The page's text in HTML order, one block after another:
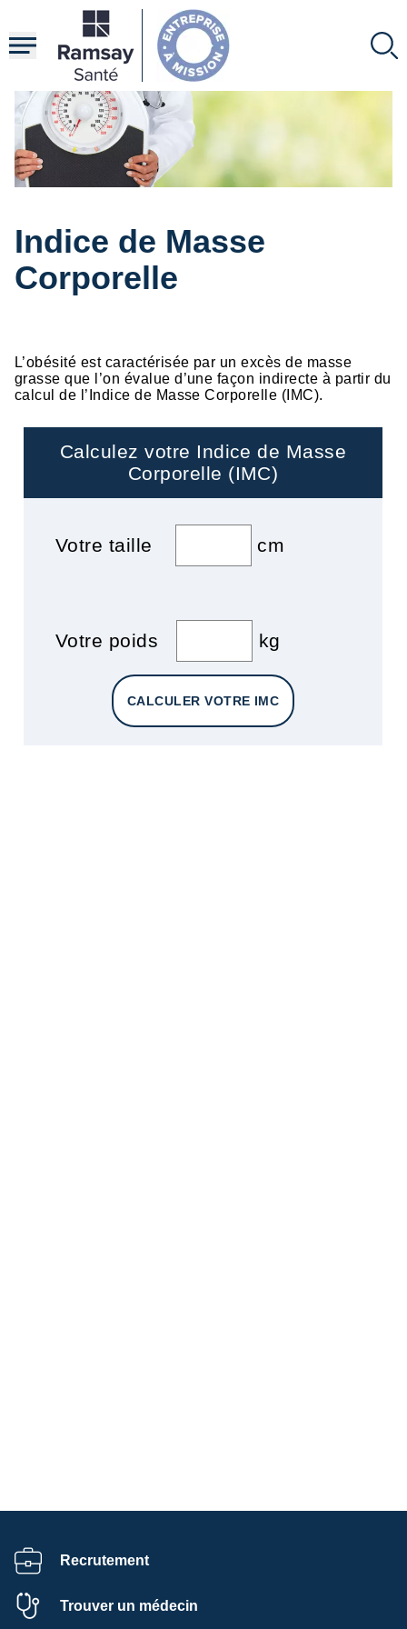
contenu
principal
Indice de Masse
Corporelle
HTML
L’obésité est caractérisée par un excès de masse
grasse que l’on évalue d’une façon indirecte à partir du
calcul de l’Indice de Masse Corporelle (IMC).
Calculez votre Indice de Masse
Corporelle (IMC)
Votre taille cm
Votre poids kg
Recrutement
Trouver un médecin